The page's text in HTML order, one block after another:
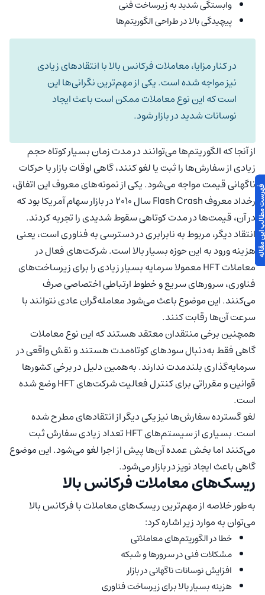
وابستگی شدید به زیرساخت فنی
پیچیدگی بالا در طراحی الگوریتم‌ها
در کنار مزایا، معاملات فرکانس بالا با انتقادهای زیادی
نیز مواجه شده است. یکی از مهم‌ترین نگرانی‌ها این
است که این نوع معاملات ممکن است باعث ایجاد
نوسانات شدید در بازار شود.
از آنجا که الگوریتم‌ها می‌توانند در مدت زمان بسیار کوتاه حجم
زیادی از سفارش‌ها را ثبت یا لغو کنند، گاهی اوقات بازار با حرکات
ناگهانی قیمت مواجه می‌شود. یکی از نمونه‌های معروف این اتفاق،
رخداد معروف Flash Crash سال 2010 در بازار سهام آمریکا بود که
در آن، قیمت‌ها در مدت کوتاهی سقوط شدیدی را تجربه کردند.
انتقاد دیگر، مربوط به نابرابری در دسترسی به فناوری است، یعنی
هزینه ورود به این حوزه بسیار بالا است. شرکت‌های فعال در
معاملات HFT معمولا سرمایه بسیار زیادی را برای زیرساخت‌های
فناوری، سرورهای سریع و خطوط ارتباطی اختصاصی صرف
می‌کنند. این موضوع باعث می‌شود معامله‌گران عادی نتوانند با
سرعت آن‌ها رقابت کنند.
همچنین برخی منتقدان معتقد هستند که این نوع معاملات
گاهی فقط به‌دنبال سودهای کوتاه‌مدت هستند و نقش واقعی در
سرمایه‌گذاری بلندمدت ندارند. به‌همین دلیل در برخی کشورها
قوانین و مقرراتی برای کنترل فعالیت شرکت‌های HFT وضع شده
است.
لغو گسترده سفارش‌ها نیز یکی دیگر از انتقادهای مطرح شده
است. بسیاری از سیستم‌های HFT تعداد زیادی سفارش ثبت
می‌کنند اما بخش عمده آن‌ها پیش از اجرا لغو می‌شود. این موضوع
گاهی باعث ایجاد نویز در بازار می‌شود.
ریسک‌های معاملات فرکانس بالا
به‌طور خلاصه از مهم‌ترین ریسک‌های معاملات با فرکانس بالا
می‌توان به موارد زیر اشاره کرد:
خطا در الگوریتم‌های معاملاتی
مشکلات فنی در سرورها و شبکه
افزایش نوسانات ناگهانی در بازار
هزینه بسیار بالا برای زیرساخت فناوری
مقاله